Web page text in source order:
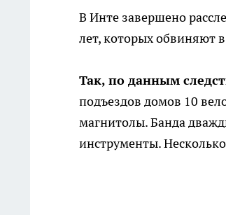
В Инте завершено
лет, которых обвиняют
Так, по данным
подъездов домов 10
магнитолы. Банда
инструменты.